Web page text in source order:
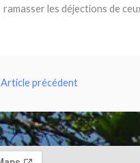
ramasser les déjections de
Article précédent